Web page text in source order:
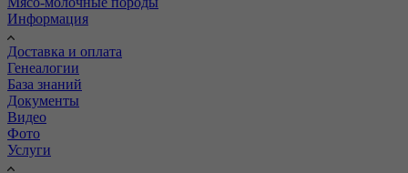
Информация
Доставка и оплата
Генеалогии
База знаний
Документы
Видео
Фото
Услуги